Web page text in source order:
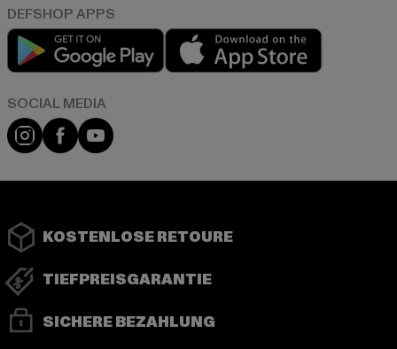
Play market
Instagram
FacebookYouTube
KOSTENLOSE RETOURE
TIEFPREISGARANTIE
SICHERE BEZAHLUNG